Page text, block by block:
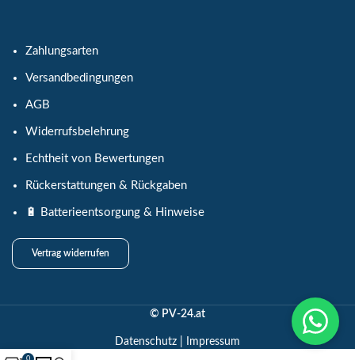
Zahlungsarten
Versandbedingungen
AGB
Widerrufsbelehrung
Echtheit von Bewertungen
Rückerstattungen & Rückgaben
🔋 Batterieentsorgung & Hinweise
Vertrag widerrufen
© PV-24.at
Datenschutz Impressum